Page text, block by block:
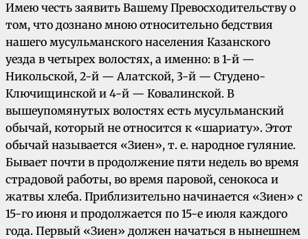
Имею честь заявить Вашему Превосходительству о
том, что дознано мною относительно бедствия
нашего мусульманского населения Казанского
уезда в четырех волостях, а именно: в 1-й —
Никольской, 2-й — Алатской, 3-й — Студено-
Ключищинской и 4-й — Ковалинской. В
вышеупомянутых волостях есть мусульманский
обычай, который не относится к «шариату». Этот
обычай называется «Зиен», т. е. народное гуляние.
Бывает почти в продолжение пяти недель во время
страдовой работы, во время паровой, сенокоса и
жатвы хлеба. Приблизительно начинается «Зиен» с
15-го июня и продолжается по 15-е июля каждого
года. Первый «Зиен» должен начаться в нынешнем